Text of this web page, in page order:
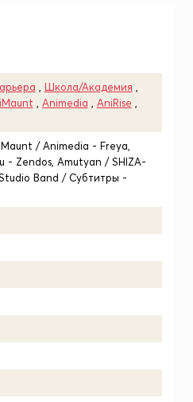
Школа/Академия
Animedia AniRise
/ Animedia - Freya,
- Zendos, Amutyan / SHIZA-
Band / Субтитры -